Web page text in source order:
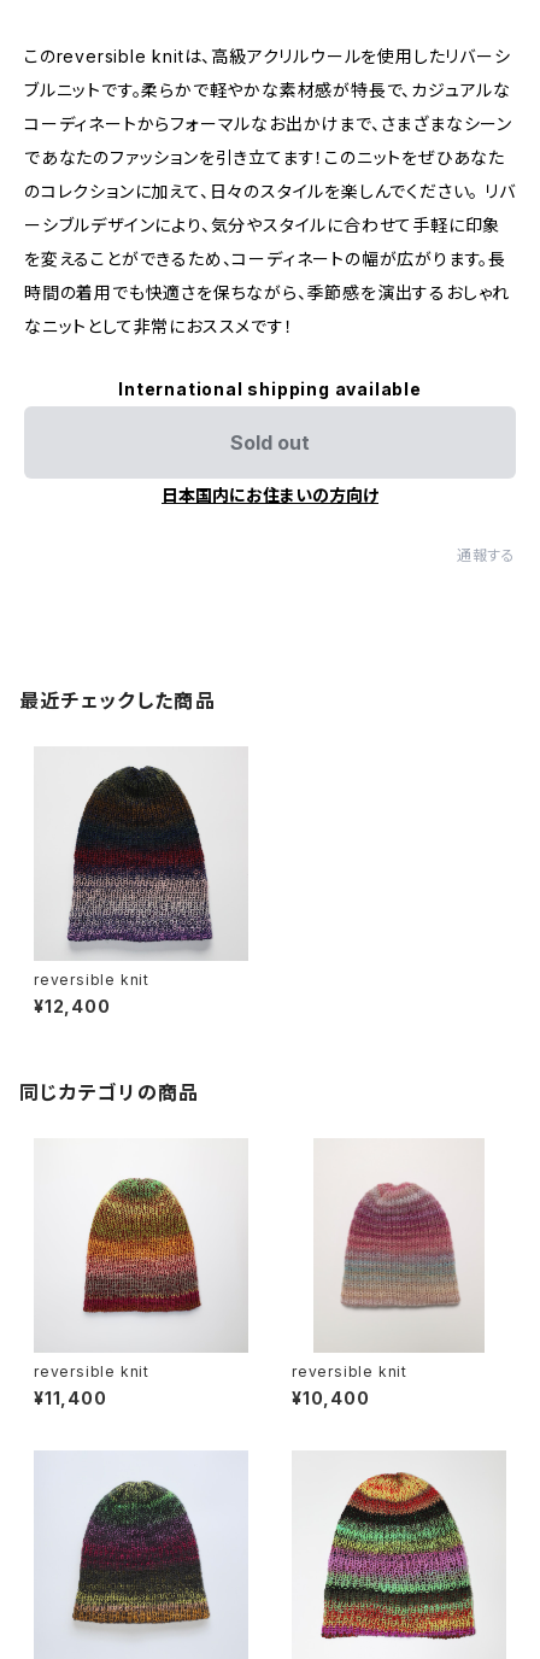
このreversible knitは、高級アクリルウールを使用したリバーシ
ブルニットです。柔らかで軽やかな素材感が特長で、カジュアルな
コーディネートからフォーマルなお出かけまで、さまざまなシーン
であなたのファッションを引き立てます！このニットをぜひあなた
のコレクションに加えて、日々のスタイルを楽しんでください。 リバ
ーシブルデザインにより、気分やスタイルに合わせて手軽に印象
を変えることができるため、コーディネートの幅が広がります。長
時間の着用でも快適さを保ちながら、季節感を演出するおしゃれ
なニットとして非常におススメです！
International shipping available
Sold out
日本国内にお住まいの方向け
通報する
最近チェックした商品
reversible knit
¥12,400
同じカテゴリの商品
reversible knit
¥11,400
reversible knit
¥10,400